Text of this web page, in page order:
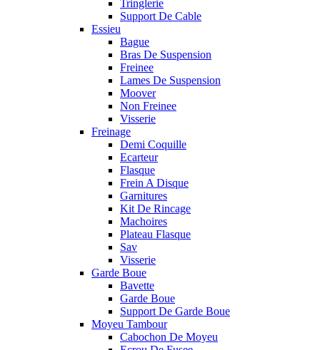
Tringlerie
Support De Cable
Essieu
Bague
Bras De Suspension
Freinee
Lames De Suspension
Moover
Non Freinee
Visserie
Freinage
Demi Coquille
Ecarteur
Flasque
Frein A Disque
Garnitures
Kit De Rincage
Machoires
Plateau Flasque
Sav
Visserie
Garde Boue
Bavette
Garde Boue
Support De Garde Boue
Moyeu Tambour
Cabochon De Moyeu